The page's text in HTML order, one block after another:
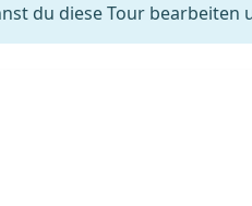
du diese Tour bearbeiten